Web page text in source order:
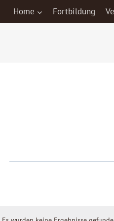
Home Fortbildung